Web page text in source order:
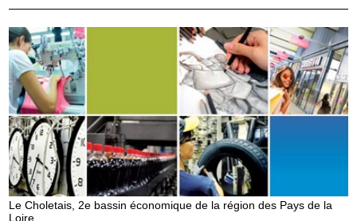
Le Choletais, 2e bassin économique de la région des Pays de la
Loire.